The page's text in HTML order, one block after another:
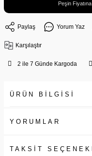
Peşin
Paylaş Yorum Yaz
Karşılaştır
2 ile 7 Günde Kargoda
ÜRÜN BİLGİSİ
YORUMLAR
TAKSİT